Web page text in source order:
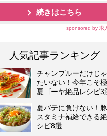
続きはこちら
sponsored by 求
人気記事ランキング
チャンプルーだけじ
たいない！今年こそ
夏ゴーヤ絶品レシピ3
夏バテに負けない！
スタミナ補給できる
シピ8選